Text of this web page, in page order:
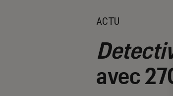
ACTU
avec